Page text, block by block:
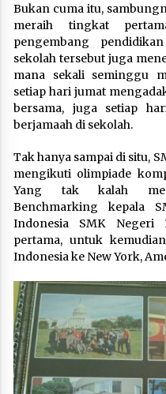
Bukan cuma itu,
meraih tingkat
pengembang
sekolah tersebut juga
mana sekali seminggu
setiap hari jumat
bersama, juga setiap
berjamaah di sekolah.
Tak hanya sampai di situ,
mengikuti olimpiade
Yang tak kalah
Benchmarking kepala
Indonesia SMK Negeri
pertama, untuk
Indonesia ke New York,